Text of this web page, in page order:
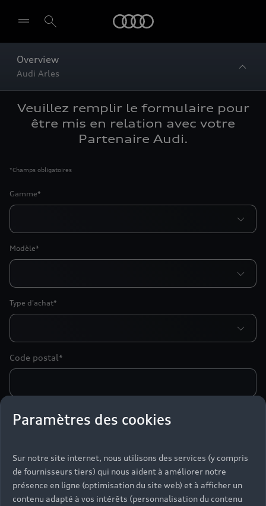
Paramètres des cookies
Sur notre site internet, nous utilisons des services (y compris
de fournisseurs tiers) qui nous aident à améliorer notre
présence en ligne (optimisation du site web) et à afficher un
contenu adapté à vos intérêts (personnalisation du contenu
Overview
Audi Arles
Veuillez remplir le formulaire pour
être mis en relation avec votre
Partenaire Audi.
*Champs obligatoires
Gamme*
Modèle*
Type d'achat*
Code postal*
Particulier Professionnel
Madame
Monsieur
Nom*